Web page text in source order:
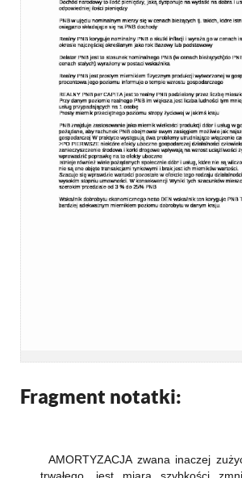
Fragment notatki:
AMORTYZACJA zwana inaczej